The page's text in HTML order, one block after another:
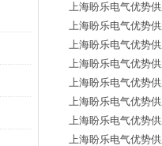
上海盼乐电气优势
上海盼乐电气优势
上海盼乐电气优势
上海盼乐电气优势
上海盼乐电气优势
上海盼乐电气优势
上海盼乐电气优势
上海盼乐电气优势